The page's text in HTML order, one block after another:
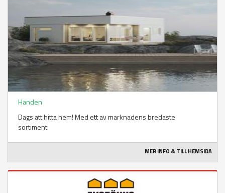
Handen
Dags att hitta hem! Med ett av marknadens bredaste
sortiment.
MER INFO & TILL HEMSIDA